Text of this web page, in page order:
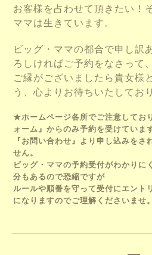
お客様を占わせて頂きたい！
ママは生きています。
ビッグ・ママの都合で申し訳
ろしければご予約をなさって、
ご縁がございましたら貴女様
う、心よりお待ちいたしてお
★ホームページ各所でご注意してお
ォーム』からのみ予約を受けていま
『お問い合わせ』より申し込みをさ
せん。
ビッグ・ママの予約受付がわかりに
分もあるので恐縮ですが
ルールや順番を守って受付にエント
になりますのでご理解くださいませ。